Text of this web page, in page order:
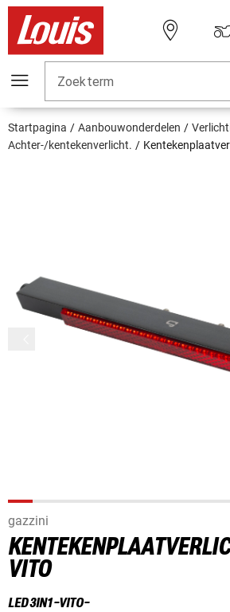
Zoekterm
Startpagina Aanbouwonderdelen
Achter-/kentekenverlicht.
gazzini
VITO
LED 3IN1 -VITO-